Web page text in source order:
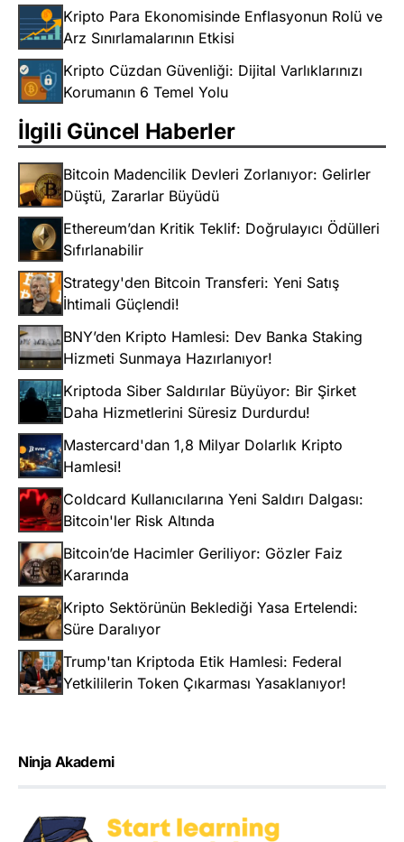
Kripto Para Ekonomisinde Enflasyonun Rolü ve
Arz Sınırlamalarının Etkisi
Kripto Cüzdan Güvenliği: Dijital Varlıklarınızı
Korumanın 6 Temel Yolu
İlgili Güncel Haberler
Bitcoin Madencilik Devleri Zorlanıyor: Gelirler
Düştü, Zararlar Büyüdü
Ethereum’dan Kritik Teklif: Doğrulayıcı Ödülleri
Sıfırlanabilir
Strategy'den Bitcoin Transferi: Yeni Satış
İhtimali Güçlendi!
BNY’den Kripto Hamlesi: Dev Banka Staking
Hizmeti Sunmaya Hazırlanıyor!
Kriptoda Siber Saldırılar Büyüyor: Bir Şirket
Daha Hizmetlerini Süresiz Durdurdu!
Mastercard'dan 1,8 Milyar Dolarlık Kripto
Hamlesi!
Coldcard Kullanıcılarına Yeni Saldırı Dalgası:
Bitcoin'ler Risk Altında
Bitcoin’de Hacimler Geriliyor: Gözler Faiz
Kararında
Kripto Sektörünün Beklediği Yasa Ertelendi:
Süre Daralıyor
Trump'tan Kriptoda Etik Hamlesi: Federal
Yetkililerin Token Çıkarması Yasaklanıyor!
Ninja Akademi